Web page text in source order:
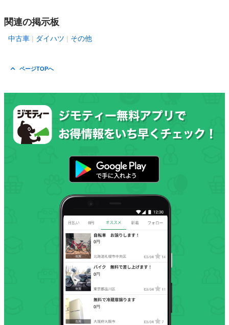
関連の掲示板
中古車 ダイハツ その他
ページTOPへ